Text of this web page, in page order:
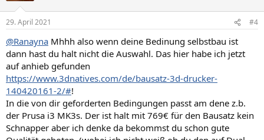
29. April 2021 #4
@Ranayna Mhhh also wenn deine Bedinung selbstbau ist
dann hast du halt nicht die Auswahl. Das hier habe ich jetzt
auf anhieb gefunden
https://www.3dnatives.com/de/bausatz-3d-drucker-
140420161-2/#!
In die von dir geforderten Bedingungen passt am dene z.b.
der Prusa i3 MK3s. Der ist halt mit 769€ für den Bausatz kein
Schnapper aber ich denke da bekommst du schon gute